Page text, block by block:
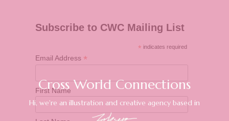
Subscribe to CWC Mailing List
* indicates required
Email Address *
First Name